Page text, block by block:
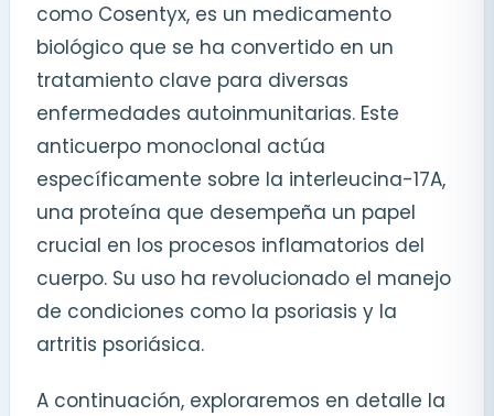
como Cosentyx, es un medicamento
biológico que se ha convertido en un
tratamiento clave para diversas
enfermedades autoinmunitarias. Este
anticuerpo monoclonal actúa
específicamente sobre la interleucina-17A,
una proteína que desempeña un papel
crucial en los procesos inflamatorios del
cuerpo. Su uso ha revolucionado el manejo
de condiciones como la psoriasis y la
artritis psoriásica.
A continuación, exploraremos en detalle la